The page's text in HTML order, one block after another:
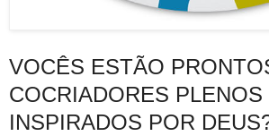
VOCÊS ESTÃO
COCRIADORES PLENOS
INSPIRADOS POR